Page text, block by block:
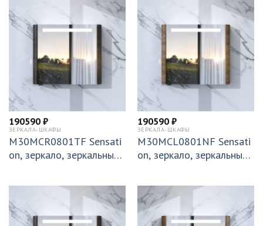
190590 ₽
ЗЕРКАЛА-ШКАФЫ
M30MCR0801TF Sensati
on, зеркало, зеркальный
190590 ₽
ЗЕРКАЛА-ШКАФЫ
M30MCL0801NF Sensati
on, зеркало, зеркальный
рованная